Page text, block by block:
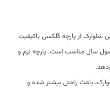
از پارچه گلکسی باکیفیت
سال مناسب است. پارچه نرم و
باعث راحتی بیشتر شده و